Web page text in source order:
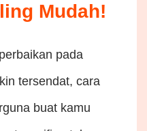
Mudah!
pada
tersendat, cara
buat kamu